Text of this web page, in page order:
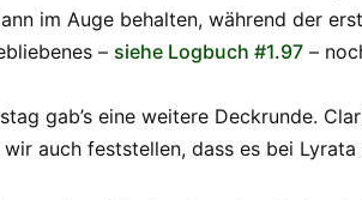
im Auge behalten, während der
– siehe Logbuch #1.97 –
gab’s eine weitere Deckrunde.
wir auch feststellen, dass es bei